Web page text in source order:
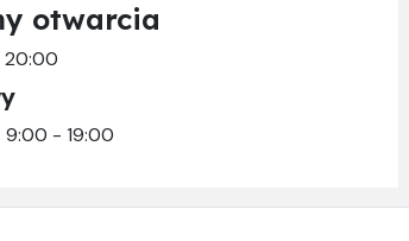
otwarcia
9:00 - 19:00